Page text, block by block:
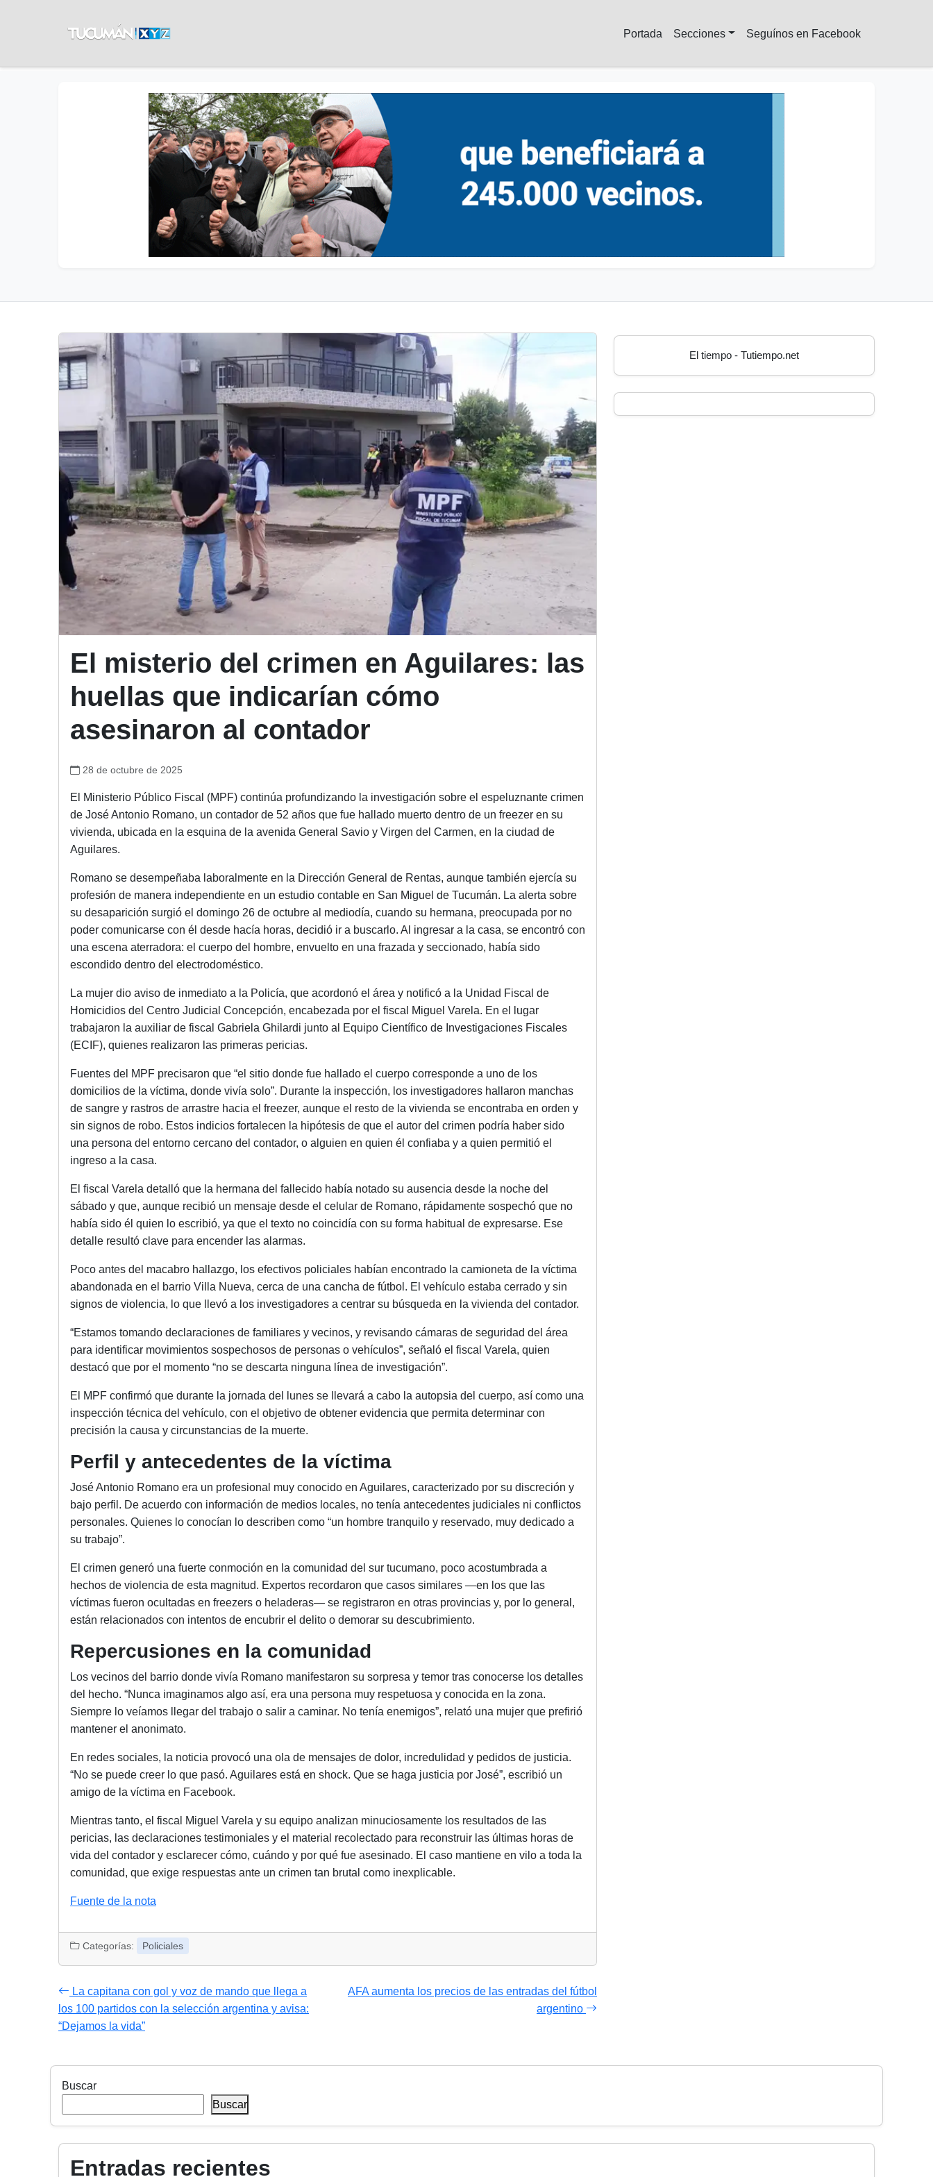
Portada Secciones Seguínos en Facebook
El misterio del crimen en Aguilares: las
huellas que indicarían cómo
asesinaron al contador
28 de octubre de 2025
El Ministerio Público Fiscal (MPF) continúa profundizando la investigación sobre el espeluznante crimen
de José Antonio Romano, un contador de 52 años que fue hallado muerto dentro de un freezer en su
vivienda, ubicada en la esquina de la avenida General Savio y Virgen del Carmen, en la ciudad de
Aguilares.
Romano se desempeñaba laboralmente en la Dirección General de Rentas, aunque también ejercía su
profesión de manera independiente en un estudio contable en San Miguel de Tucumán. La alerta sobre
su desaparición surgió el domingo 26 de octubre al mediodía, cuando su hermana, preocupada por no
poder comunicarse con él desde hacía horas, decidió ir a buscarlo. Al ingresar a la casa, se encontró con
una escena aterradora: el cuerpo del hombre, envuelto en una frazada y seccionado, había sido
escondido dentro del electrodoméstico.
La mujer dio aviso de inmediato a la Policía, que acordonó el área y notificó a la Unidad Fiscal de
Homicidios del Centro Judicial Concepción, encabezada por el fiscal Miguel Varela. En el lugar
trabajaron la auxiliar de fiscal Gabriela Ghilardi junto al Equipo Científico de Investigaciones Fiscales
(ECIF), quienes realizaron las primeras pericias.
Fuentes del MPF precisaron que “el sitio donde fue hallado el cuerpo corresponde a uno de los
domicilios de la víctima, donde vivía solo”. Durante la inspección, los investigadores hallaron manchas
de sangre y rastros de arrastre hacia el freezer, aunque el resto de la vivienda se encontraba en orden y
sin signos de robo. Estos indicios fortalecen la hipótesis de que el autor del crimen podría haber sido
una persona del entorno cercano del contador, o alguien en quien él confiaba y a quien permitió el
ingreso a la casa.
El fiscal Varela detalló que la hermana del fallecido había notado su ausencia desde la noche del
sábado y que, aunque recibió un mensaje desde el celular de Romano, rápidamente sospechó que no
había sido él quien lo escribió, ya que el texto no coincidía con su forma habitual de expresarse. Ese
detalle resultó clave para encender las alarmas.
Poco antes del macabro hallazgo, los efectivos policiales habían encontrado la camioneta de la víctima
abandonada en el barrio Villa Nueva, cerca de una cancha de fútbol. El vehículo estaba cerrado y sin
signos de violencia, lo que llevó a los investigadores a centrar su búsqueda en la vivienda del contador.
“Estamos tomando declaraciones de familiares y vecinos, y revisando cámaras de seguridad del área
para identificar movimientos sospechosos de personas o vehículos”, señaló el fiscal Varela, quien
destacó que por el momento “no se descarta ninguna línea de investigación”.
El MPF confirmó que durante la jornada del lunes se llevará a cabo la autopsia del cuerpo, así como una
inspección técnica del vehículo, con el objetivo de obtener evidencia que permita determinar con
precisión la causa y circunstancias de la muerte.
Perfil y antecedentes de la víctima
José Antonio Romano era un profesional muy conocido en Aguilares, caracterizado por su discreción y
bajo perfil. De acuerdo con información de medios locales, no tenía antecedentes judiciales ni conflictos
personales. Quienes lo conocían lo describen como “un hombre tranquilo y reservado, muy dedicado a
su trabajo”.
El crimen generó una fuerte conmoción en la comunidad del sur tucumano, poco acostumbrada a
hechos de violencia de esta magnitud. Expertos recordaron que casos similares —en los que las
víctimas fueron ocultadas en freezers o heladeras— se registraron en otras provincias y, por lo general,
están relacionados con intentos de encubrir el delito o demorar su descubrimiento.
Repercusiones en la comunidad
Los vecinos del barrio donde vivía Romano manifestaron su sorpresa y temor tras conocerse los detalles
del hecho. “Nunca imaginamos algo así, era una persona muy respetuosa y conocida en la zona.
Siempre lo veíamos llegar del trabajo o salir a caminar. No tenía enemigos”, relató una mujer que prefirió
mantener el anonimato.
En redes sociales, la noticia provocó una ola de mensajes de dolor, incredulidad y pedidos de justicia.
“No se puede creer lo que pasó. Aguilares está en shock. Que se haga justicia por José”, escribió un
amigo de la víctima en Facebook.
Mientras tanto, el fiscal Miguel Varela y su equipo analizan minuciosamente los resultados de las
pericias, las declaraciones testimoniales y el material recolectado para reconstruir las últimas horas de
vida del contador y esclarecer cómo, cuándo y por qué fue asesinado. El caso mantiene en vilo a toda la
comunidad, que exige respuestas ante un crimen tan brutal como inexplicable.
Navegación
de
entradas
Fuente de la nota
Categorías: Policiales
La capitana con gol y voz de mando que llega a
los 100 partidos con la selección argentina y avisa:
“Dejamos la vida”
AFA aumenta los precios de las entradas del fútbol
argentino
El tiempo - Tutiempo.net
Buscar
Buscar
Entradas recientes